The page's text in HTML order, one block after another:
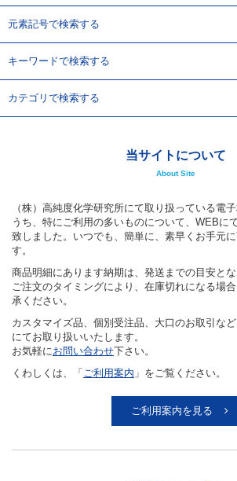
元素記号で検索する
キーワードで検索する
カテゴリで検索する
当サイトについて
About Site
（株）高純度化学研究所にて取り扱っている電
うち、特にご利用の多いものについて、WEBに
致しました。いつでも、簡単に、素早くお手元
す。
商品明細にあります納期は、発送までの目安とな
ご注文のタイミングにより、在庫切れになる場
承ください。
カスタマイズ品、個別受注品、大口のお取引な
にてお取り扱いいたします。
お気軽にお問い合わせ下さい。
くわしくは、「 ご利用案内 」をご覧ください。
ご利用案内を見る